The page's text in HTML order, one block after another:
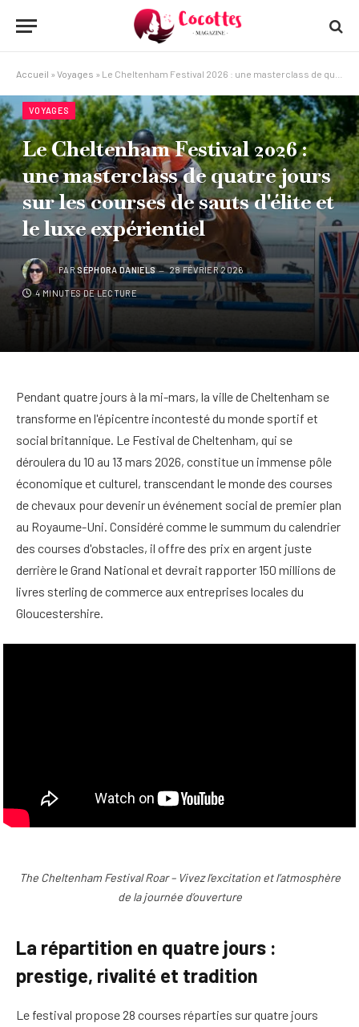
Accueil » Voyages » Le Cheltenham Festival 2026 : une masterclass de quatre jours sur les courses de sauts d'élite et le luxe expérientiel
VOYAGES
Le Cheltenham Festival 2026 :
une masterclass de quatre jours
sur les courses de sauts d'élite et
le luxe expérientiel
PARSÉPHORA DANIELS 28 FÉVRIER 2026
4 MINUTES DE LECTURE
Pendant quatre jours à la mi-mars, la ville de Cheltenham se
transforme en l'épicentre incontesté du monde sportif et
social britannique. Le Festival de Cheltenham, qui se
déroulera du 10 au 13 mars 2026, constitue un immense pôle
économique et culturel, transcendant le monde des courses
de chevaux pour devenir un événement social de premier plan
au Royaume-Uni. Considéré comme le summum du calendrier
des courses d'obstacles, il offre des prix en argent juste
derrière le Grand National et devrait rapporter 150 millions de
livres sterling de commerce aux entreprises locales du
Gloucestershire.
The Cheltenham Festival Roar – Vivez l’excitation et l’atmosphère
de la journée d’ouverture
La répartition en quatre jours :
prestige, rivalité et tradition
Le festival propose 28 courses réparties sur quatre jours